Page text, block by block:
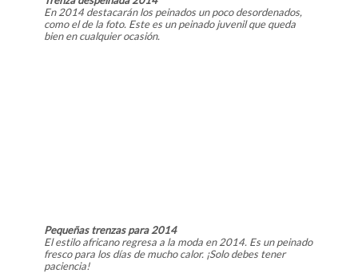
En 2014 destacarán los peinados un poco desordenados,
como el de la foto. Este es un peinado juvenil que queda
bien en cualquier ocasión.
Pequeñas trenzas para 2014
El estilo africano regresa a la moda en 2014. Es un peinado
fresco para los días de mucho calor. ¡Solo debes tener
paciencia!